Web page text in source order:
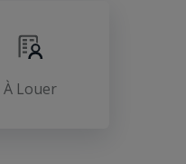
À Louer